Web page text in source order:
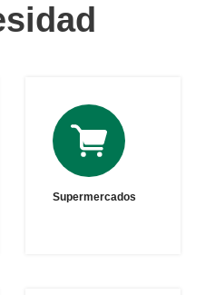
Supermercados